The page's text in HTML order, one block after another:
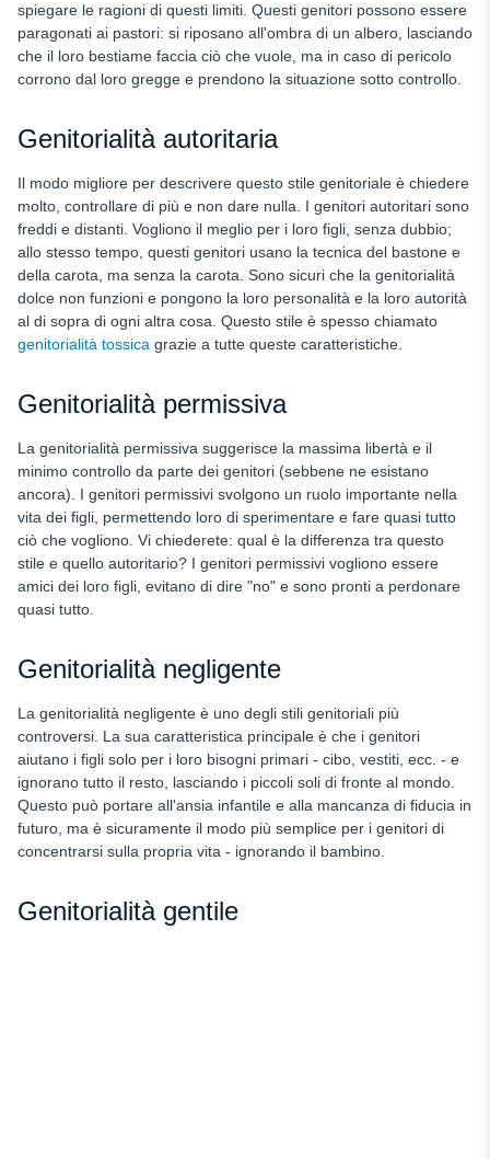
spiegare le ragioni di questi limiti. Questi genitori possono essere
paragonati ai pastori: si riposano all'ombra di un albero, lasciando
che il loro bestiame faccia ciò che vuole, ma in caso di pericolo
corrono dal loro gregge e prendono la situazione sotto controllo.
Genitorialità autoritaria
Il modo migliore per descrivere questo stile genitoriale è chiedere
molto, controllare di più e non dare nulla. I genitori autoritari sono
freddi e distanti. Vogliono il meglio per i loro figli, senza dubbio;
allo stesso tempo, questi genitori usano la tecnica del bastone e
della carota, ma senza la carota. Sono sicuri che la genitorialità
dolce non funzioni e pongono la loro personalità e la loro autorità
al di sopra di ogni altra cosa. Questo stile è spesso chiamato
genitorialità tossica grazie a tutte queste caratteristiche.
Genitorialità permissiva
La genitorialità permissiva suggerisce la massima libertà e il
minimo controllo da parte dei genitori (sebbene ne esistano
ancora). I genitori permissivi svolgono un ruolo importante nella
vita dei figli, permettendo loro di sperimentare e fare quasi tutto
ciò che vogliono. Vi chiederete: qual è la differenza tra questo
stile e quello autoritario? I genitori permissivi vogliono essere
amici dei loro figli, evitano di dire "no" e sono pronti a perdonare
quasi tutto.
Genitorialità negligente
La genitorialità negligente è uno degli stili genitoriali più
controversi. La sua caratteristica principale è che i genitori
aiutano i figli solo per i loro bisogni primari - cibo, vestiti, ecc. - e
ignorano tutto il resto, lasciando i piccoli soli di fronte al mondo.
Questo può portare all'ansia infantile e alla mancanza di fiducia in
futuro, ma è sicuramente il modo più semplice per i genitori di
concentrarsi sulla propria vita - ignorando il bambino.
Genitorialità gentile